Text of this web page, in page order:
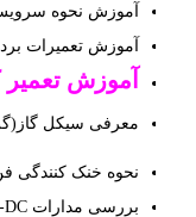
آموزش نحوه
آموزش تعمیرات
آموزش تعمیر
معرفی سیکل
نحوه خنک کنندگی
بررسی مدارات AC-DC